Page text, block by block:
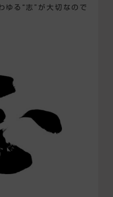
ゆる“志”が大切なので